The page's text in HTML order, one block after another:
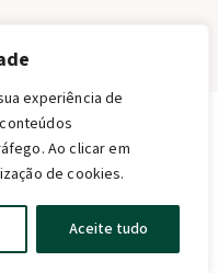
experiência de
Ao clicar em
de cookies.
Aceite tudo
ROCHAS S.A.
RESERVADOS.
English